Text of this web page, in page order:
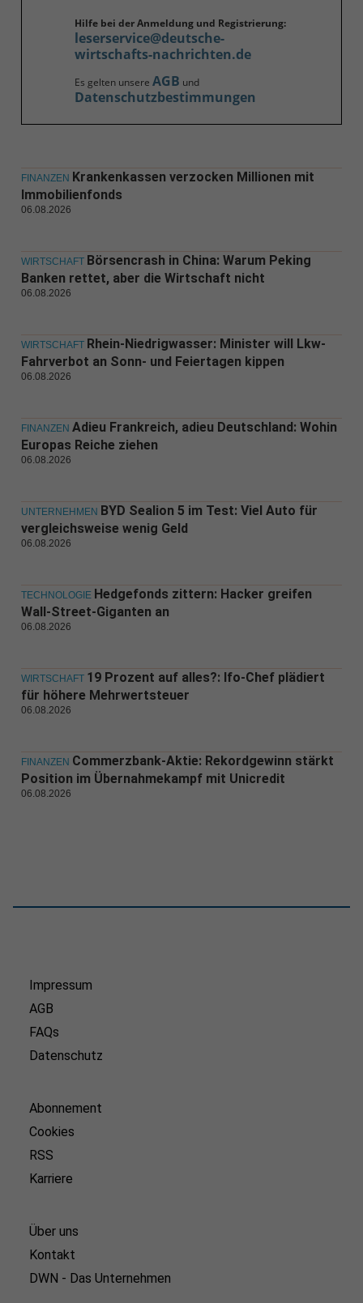
Hilfe bei der Anmeldung und Registrierung:
leserservice@deutsche-
wirtschafts-nachrichten.de
Es gelten unsere AGB und
Datenschutzbestimmungen
FINANZEN Krankenkassen verzocken Millionen mit
Immobilienfonds
06.08.2026
WIRTSCHAFT Börsencrash in China: Warum Peking
Banken rettet, aber die Wirtschaft nicht
06.08.2026
WIRTSCHAFT Rhein-Niedrigwasser: Minister will Lkw-
Fahrverbot an Sonn- und Feiertagen kippen
06.08.2026
FINANZEN Adieu Frankreich, adieu Deutschland: Wohin
Europas Reiche ziehen
06.08.2026
UNTERNEHMEN BYD Sealion 5 im Test: Viel Auto für
vergleichsweise wenig Geld
06.08.2026
TECHNOLOGIE Hedgefonds zittern: Hacker greifen
Wall-Street-Giganten an
06.08.2026
WIRTSCHAFT 19 Prozent auf alles?: Ifo-Chef plädiert
für höhere Mehrwertsteuer
06.08.2026
FINANZEN Commerzbank-Aktie: Rekordgewinn stärkt
Position im Übernahmekampf mit Unicredit
06.08.2026
Impressum
AGB
FAQs
Datenschutz
Abonnement
Cookies
RSS
Karriere
Über uns
Kontakt
DWN - Das Unternehmen